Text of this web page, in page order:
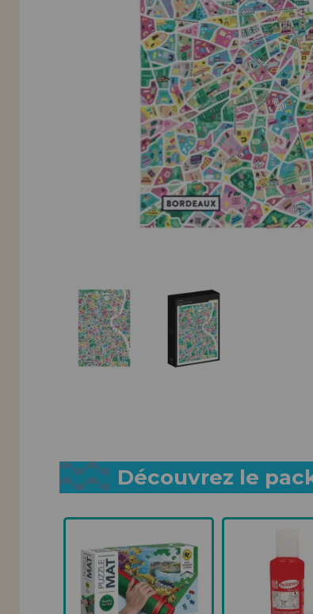
info@maisondespuzzles.fr
Allez-y! Nous vous attendions.
NOUVEAU CLIENT
Découvrez le